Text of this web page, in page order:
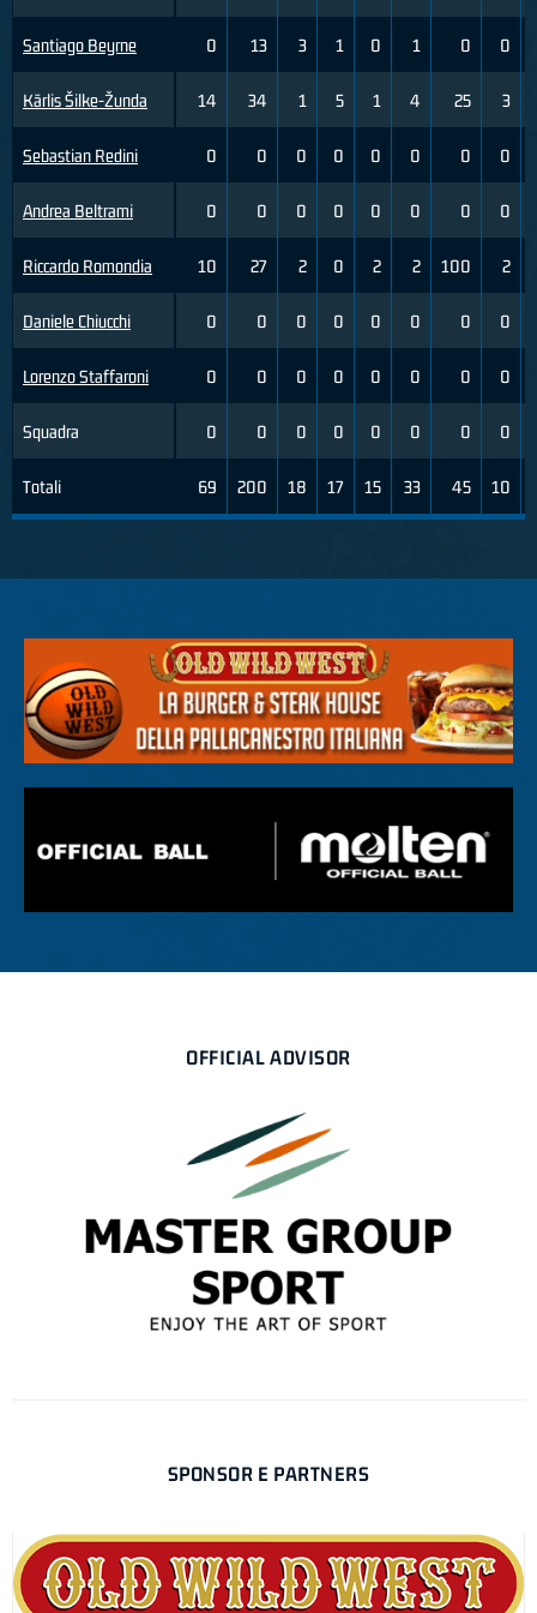
Santiago Beyrne
Kārlis Šilke-Žunda
Sebastian Redini
Andrea Beltrami
Riccardo Romondia
Daniele Chiucchi
Lorenzo Staffaroni
Squadra
Totali
0 13 3 1 0 1 0 0
14 34 1 5 1 4 25 3
0 0 0 0 0 0 0 0
0 0 0 0 0 0 0 0
10 27 2 0 2 2 100 2
0 0 0 0 0 0 0 0
0 0 0 0 0 0 0 0
0 0 0 0 0 0 0 0
69 200 18 17 15 33 45 10
OFFICIAL ADVISOR
SPONSOR E PARTNERS